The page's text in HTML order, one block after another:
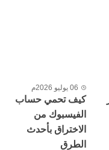
06 يوليو 2026م
كيف تحمي حساب
الفيسبوك من
الاختراق بأحدث
الطرق